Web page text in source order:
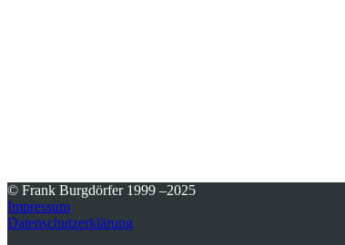
© Frank Burgdörfer 1999 –2025
Impressum
Datenschutzerklärung